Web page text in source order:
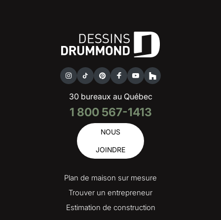
30 bureaux au Québec
1 800 567-1413
NOUS
JOINDRE
Plan de maison sur mesure
Trouver un entrepreneur
Estimation de construction